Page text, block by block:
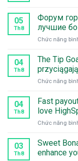
05
Th8
Форум
лучшие
Chức năng
04
Th8
The Tip
Chức năng
04
Th8
Fast
love
Chức năng
03
Th8
Sweet
enhance